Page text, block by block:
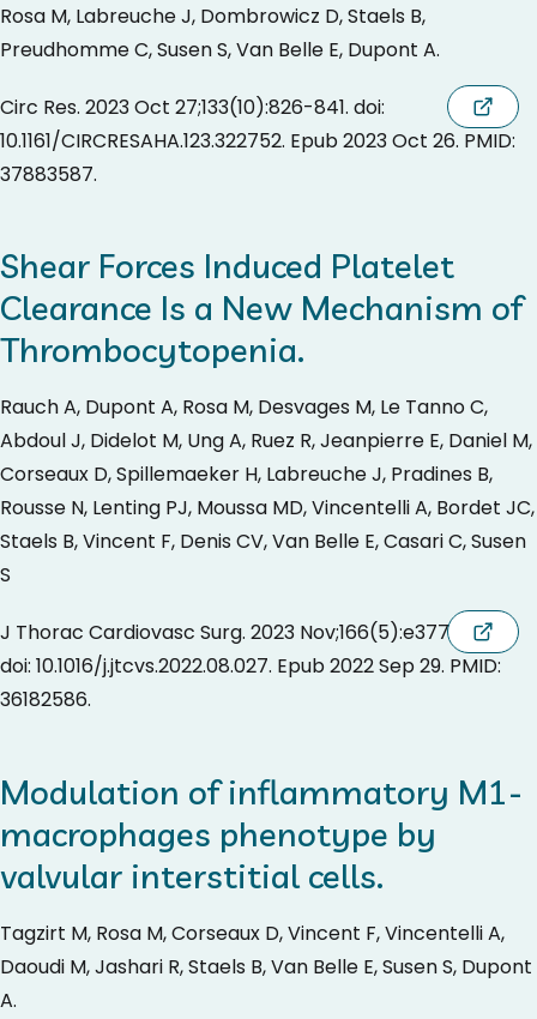
Rosa M, Labreuche J, Dombrowicz D, Staels B,
Preudhomme C, Susen S, Van Belle E, Dupont A.
Circ Res. 2023 Oct 27;133(10):826-841. doi:
10.1161/CIRCRESAHA.123.322752. Epub 2023 Oct 26. PMID:
37883587.
Shear Forces Induced Platelet
Clearance Is a New Mechanism of
Thrombocytopenia.
Rauch A, Dupont A, Rosa M, Desvages M, Le Tanno C,
Abdoul J, Didelot M, Ung A, Ruez R, Jeanpierre E, Daniel M,
Corseaux D, Spillemaeker H, Labreuche J, Pradines B,
Rousse N, Lenting PJ, Moussa MD, Vincentelli A, Bordet JC,
Staels B, Vincent F, Denis CV, Van Belle E, Casari C, Susen
S
J Thorac Cardiovasc Surg. 2023 Nov;166(5):e377-e389.
doi: 10.1016/j.jtcvs.2022.08.027. Epub 2022 Sep 29. PMID:
36182586.
Modulation of inflammatory M1-
macrophages phenotype by
valvular interstitial cells.
Tagzirt M, Rosa M, Corseaux D, Vincent F, Vincentelli A,
Daoudi M, Jashari R, Staels B, Van Belle E, Susen S, Dupont
A.